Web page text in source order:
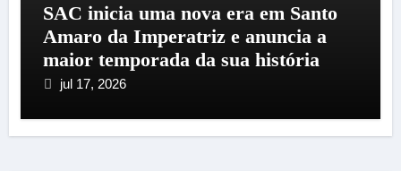
SAC inicia uma nova era em Santo
Amaro da Imperatriz e anuncia a
maior temporada da sua história
jul 17, 2026